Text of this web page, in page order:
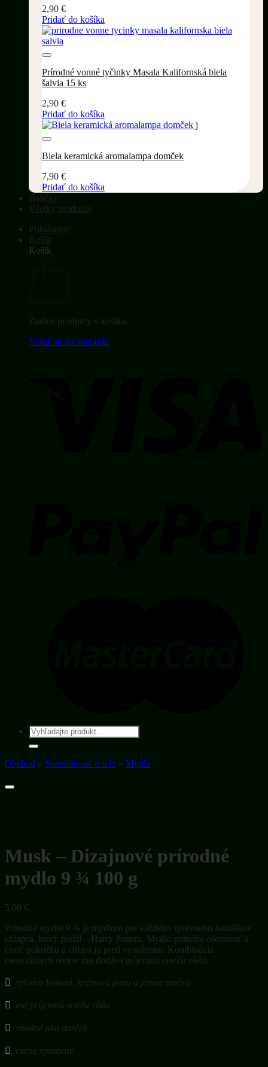
2,90 €
Pridať do košíka
Prírodné vonné tyčinky Masala Kalifornská biela
šalvia 15 ks
2,90 €
Pridať do košíka
Biela keramická aromalampa domček
7,90 €
Pridať do košíka
Balíčky
Všetky produkty
Prihlásenie
Košík
Košík
Žiadne produkty v košíku.
Vrátiť sa do obchodu
Hľadať:
Obchod » Starostlivosť o telo » Mydlá
Musk – Dizajnové prírodné
mydlo 9 ¾ 100 g
5,00 €
Prírodné mydlo 9 ¾ je mydlom pre každého správneho fanúšikov
chlapca, ktorý prežil – Harry Pottera. Mydlo pomáha ošetrovať a
čistiť pokožku a chráni ju pred vysušením. Kombinácia
esenciálnych olejov mu dodáva príjemnú sviežu vôňu.
vytvára bohatú, krémovú penu a jemne umýva
má príjemnú sviežu vôňu
vhodné ako darček
ručne vyrobené